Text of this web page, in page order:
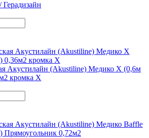
Акустилайн (Akustiline) Медико X (0,6м
кромка Х